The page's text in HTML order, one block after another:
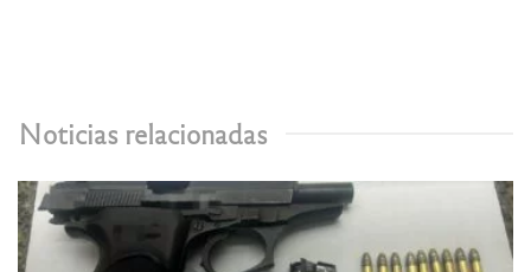
Noticias relacionadas